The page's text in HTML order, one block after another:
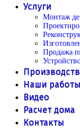
Услуги
Монтаж
Продажа
Наши работы
Видео
Расчет дома
Контакты